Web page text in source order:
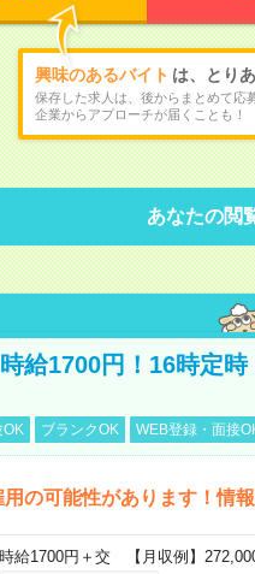
興味のあるバイト は、とり
保存した求人は、後からまとめて応
企業からアプローチが届くことも！
あなたの閲
給1700円！16時定
ブランクOK WEB登録・面接
の可能性があります！情
時給1700円＋交 【月収例】